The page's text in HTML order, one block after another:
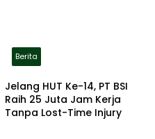
Berita
Jelang HUT Ke-14, PT BSI
Raih 25 Juta Jam Kerja
Tanpa Lost-Time Injury